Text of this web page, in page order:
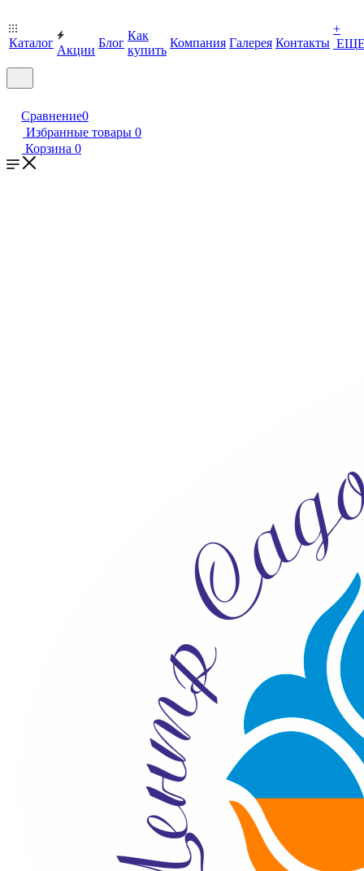
Каталог
Акции
Блог
Как
купить
Компания Галерея Контакты
+
Сравнение0
Избранные товары 0
Корзина 0